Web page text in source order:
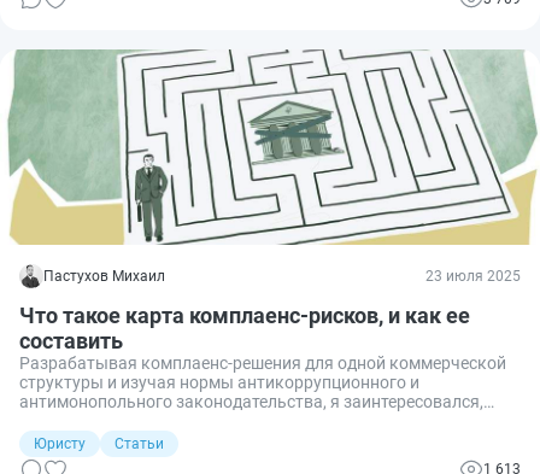
Пастухов Михаил 23 июля 2025
Что такое карта комплаенс-рисков, и как ее
составить
Разрабатывая комплаенс-решения для одной коммерческой
структуры и изучая нормы антикоррупционного и
антимонопольного законодательства, я заинтересовался,
рисками. Комплаенс-мероприятий по борьбе с вероятными
нарушениями в корпоративных структурах сегодня
Юристу
Статьи
1 613